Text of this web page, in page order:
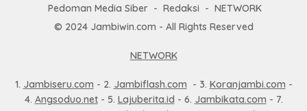
Pedoman Media Siber
Redaksi
NETWORK
© 2024 Jambiwin.com - All Rights Reserved
NETWORK
1. Jambiseru.com - 2. Jambiflash.com - 3. Koranjambi.com -
4. Angsoduo.net- 5. Lajuberita.id - 6. Jambikata.com - 7.